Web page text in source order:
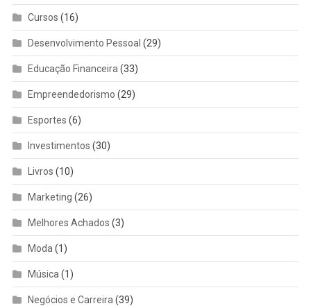
Cursos (16)
Desenvolvimento Pessoal (29)
Educação Financeira (33)
Empreendedorismo (29)
Esportes (6)
Investimentos (30)
Livros (10)
Marketing (26)
Melhores Achados (3)
Moda (1)
Música (1)
Negócios e Carreira (39)